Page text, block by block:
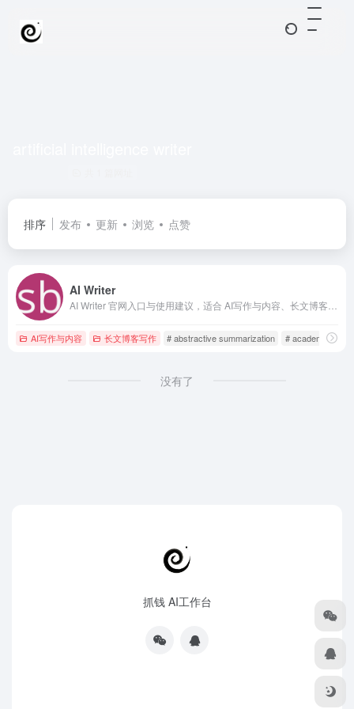
排序 发布 更新 浏览 点赞
AI Writer
AI写作与内容 长文博客写作 # abstractive summarization # academic
没有了
抓钱 AI工作台